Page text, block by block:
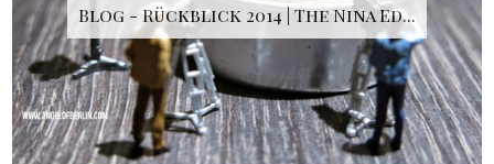
Blog - Rückblick 2014 | The Nina Ed...